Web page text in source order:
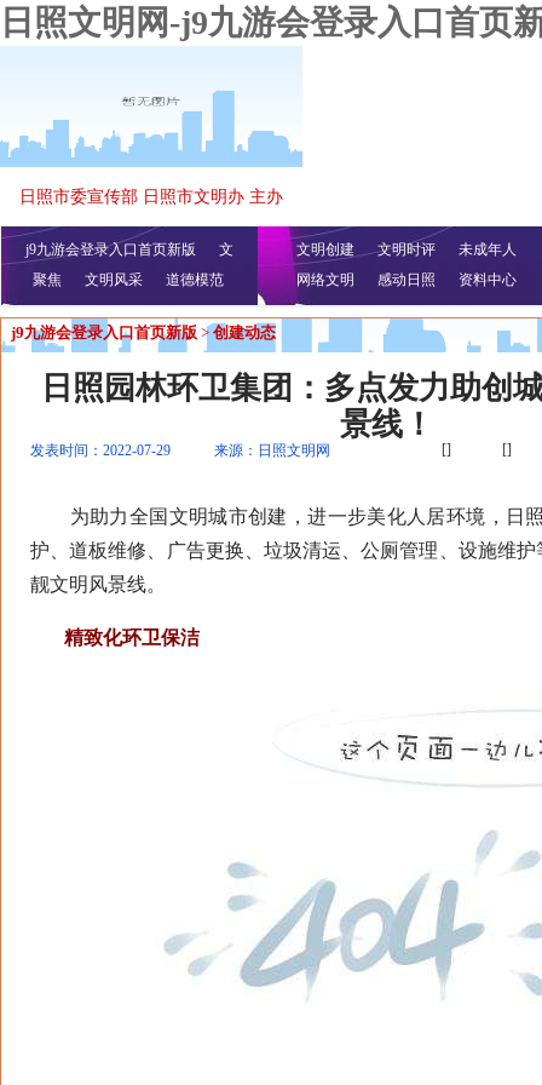
日照文明网-j9九游会登录入口首页
日照市委宣传部 日照市文明办 主办
j9九游会登录入口首页新版
文
明播报
公益视频
聚焦 文明风采 道德模范
文明创建 文明时评
未成年人
网络文明
感动日照 资料中心
j9九游会登录入口首页新版 > 创建动态
日照园林环卫集团：多点发力助创
景线！
发表时间：2022-07-29 来源：日照文明网 [] []
为助力全国文明城市创建，进一步美化人居环境，日
护、道板维修、广告更换、垃圾清运、公厕管理、设施维
靓文明风景线。
精致化环卫保洁